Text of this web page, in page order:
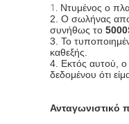
1. Ντυμένος ο
2. Ο σωλήνας
συνήθως το
3. Το
καθεξής.
4. Εκτός αυτού, ο
δεδομένου ότι
Ανταγωνιστικό